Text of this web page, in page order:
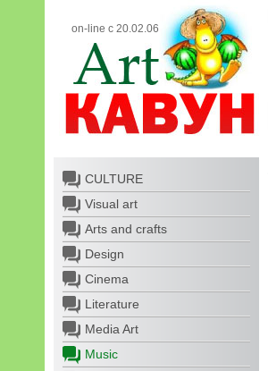
on-line с 20.02.06
CULTURE
Visual art
Arts and crafts
Design
Cinema
Literature
Media Art
Music